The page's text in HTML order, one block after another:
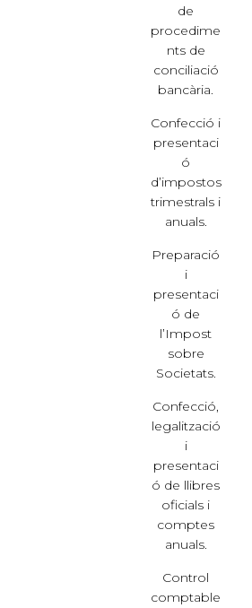
de
procedime
nts de
conciliació
bancària.
Confecció i
presentaci
ó
d’impostos
trimestrals i
anuals.
Preparació
i
presentaci
ó de
l’Impost
sobre
Societats.
Confecció,
legalització
i
presentaci
ó de llibres
oficials i
comptes
anuals.
Control
comptable